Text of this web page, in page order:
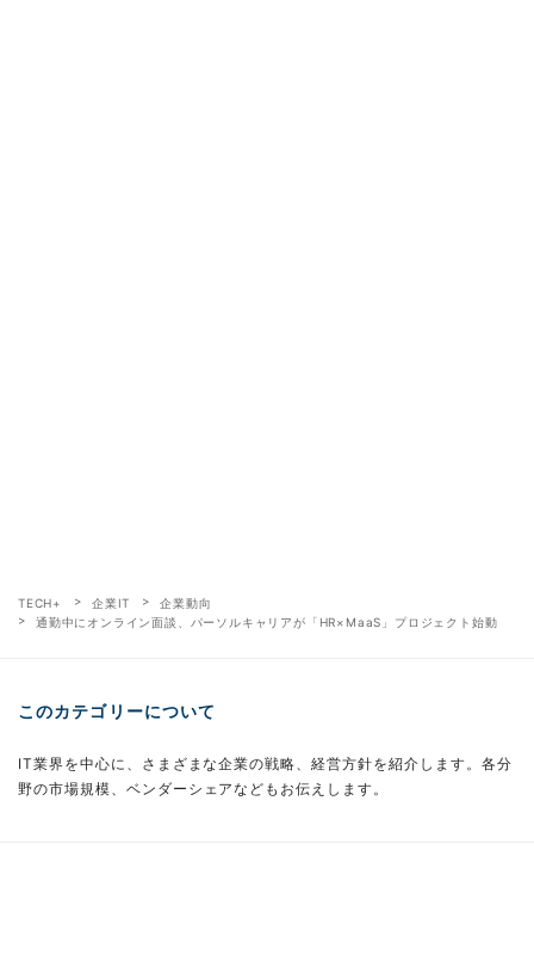
TECH+ 企業IT
企業動向
通勤中にオンライン面談、パーソルキャリアが「HR×MaaS」プロジェクト始動
このカテゴリーについて
IT業界を中心に、さまざまな企業の戦略、経営方針を紹介します。各分
野の市場規模、ベンダーシェアなどもお伝えします。